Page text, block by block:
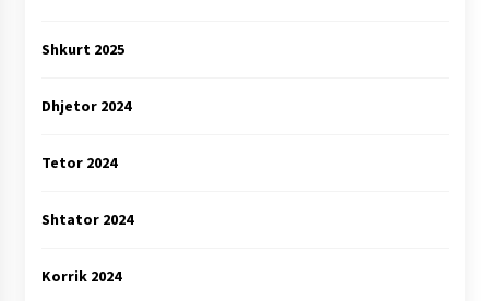
Shkurt 2025
Dhjetor 2024
Tetor 2024
Shtator 2024
Korrik 2024